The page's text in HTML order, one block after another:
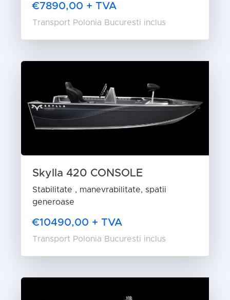
€7890,00 + TVA
Transport Polonia Bucuresti inclus
Skylla 420 CONSOLE
Stabilitate , manevrabilitate, spatii
generoase
€10490,00 + TVA
Transport Polonia Bucuresti inclus